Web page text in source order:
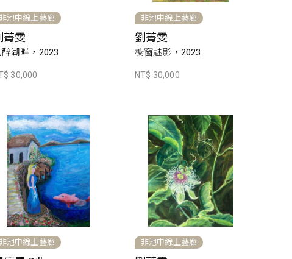
池中線上藝廊
菁雯
醉湖畔，2023
30,000
非池中線上藝廊
劉菁雯
櫥窗魅影，2023
NT$ 30,000
池中線上藝廊 非池中線上藝廊